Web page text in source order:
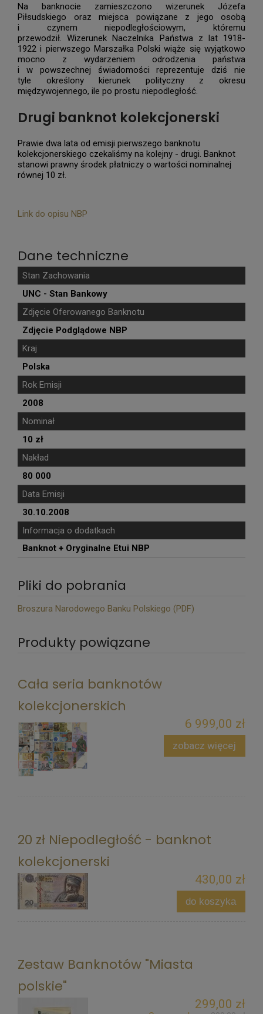
Na banknocie zamieszczono wizerunek Józefa
Piłsudskiego oraz miejsca powiązane z jego osobą
i czynem niepodległościowym, któremu
przewodził. Wizerunek Naczelnika Państwa z lat 1918-
1922 i pierwszego Marszałka Polski wiąże się wyjątkowo
mocno z wydarzeniem odrodzenia państwa
i w powszechnej świadomości reprezentuje dziś nie
tyle określony kierunek polityczny z okresu
międzywojennego, ile po prostu niepodległość.
Drugi banknot kolekcjonerski
Prawie dwa lata od emisji pierwszego banknotu
kolekcjonerskiego czekaliśmy na kolejny - drugi. Banknot
stanowi prawny środek płatniczy o wartości nominalnej
równej 10 zł.
Link do opisu NBP
Dane techniczne
Stan Zachowania
UNC - Stan Bankowy
Zdjęcie Oferowanego Banknotu
Zdjęcie Podglądowe NBP
Kraj
Polska
Rok Emisji
2008
Nominał
10 zł
Nakład
80 000
Data Emisji
30.10.2008
Informacja o dodatkach
Banknot + Oryginalne Etui NBP
Pliki do pobrania
Broszura Narodowego Banku Polskiego (PDF)
Produkty powiązane
Cała seria banknotów
kolekcjonerskich
6 999,00 zł
zobacz więcej
20 zł Niepodległość - banknot
kolekcjonerski
430,00 zł
do koszyka
Zestaw Banknotów "Miasta
polskie"
299,00 zł